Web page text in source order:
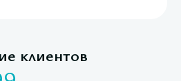
клиентов